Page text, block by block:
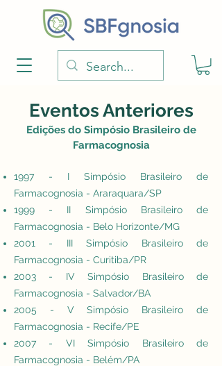
Eventos Anteriores
Edições do Simpósio Brasileiro de
Farmacognosia
1997 - I Simpósio Brasileiro de
Farmacognosia - Araraquara/SP
1999 - II Simpósio Brasileiro de
Farmacognosia - Belo Horizonte/MG
2001 - III Simpósio Brasileiro de
Farmacognosia - Curitiba/PR
2003 - IV Simpósio Brasileiro de
Farmacognosia - Salvador/BA
2005 - V Simpósio Brasileiro de
Farmacognosia - Recife/PE
2007 - VI Simpósio Brasileiro de
Farmacognosia - Belém/PA